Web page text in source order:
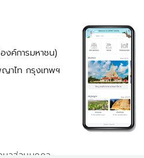
งค์การมหาชน)
าไท กรุงเทพฯ
มูลส่วนบุคคล